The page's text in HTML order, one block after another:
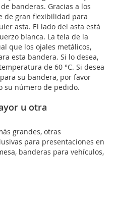
banderas. Gracias a los
de gran flexibilidad para
asta. El lado del asta está
blanca. La tela de la
que los ojales metálicos,
esta bandera. Si lo desea,
de 60 °C. Si desea
su bandera, por favor
su número de pedido.
u otra
grandes, otras
para presentaciones en
banderas para vehículos,